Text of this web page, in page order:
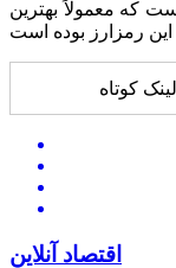
که معمولاً بهترین
اقتصاد آنلاین